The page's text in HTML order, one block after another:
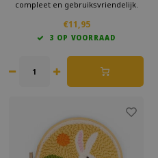
compleet en gebruiksvriendelijk.
hobbyisten. Een creatief en
origineel DIY cadeau dat plezier
€11,95
3 OP VOORRAAD